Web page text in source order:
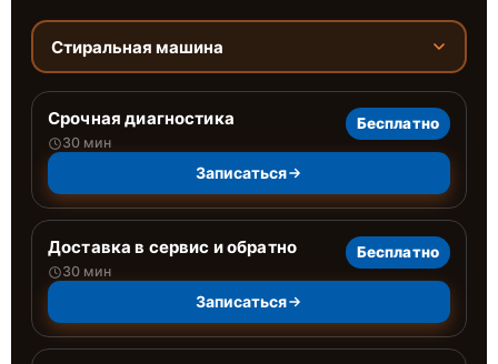
Стиральная машина
Срочная диагностика
30 мин
Бесплатно
Записаться
Доставка в сервис и обратно
30 мин
Бесплатно
Записаться